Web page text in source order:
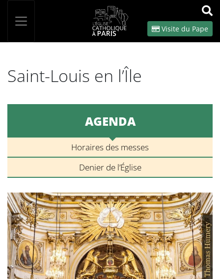
OK
Visite du Pape
Saint-Louis en l’Île
AGENDA
Horaires des messes
Denier de l’Église
Panneau de gestion des cookies